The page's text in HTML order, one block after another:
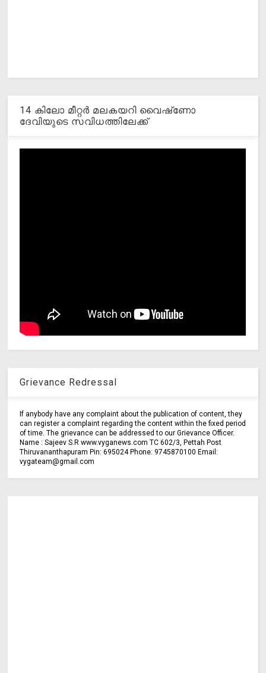
14 കിലോ മീറ്റര്‍ മലകയറി വൈഷ്‌ണോ
ദേവിയുടെ സവിധത്തിലേക്ക്
Grievance Redressal
If anybody have any complaint about the publication of content, they
can register a complaint regarding the content within the fixed period
of time. The grievance can be addressed to our Grievance Officer.
Name : Sajeev S.R www.vyganews.com TC 602/3, Pettah Post
Thiruvananthapuram Pin: 695024 Phone: 9745870100 Email:
vygateam@gmail.com